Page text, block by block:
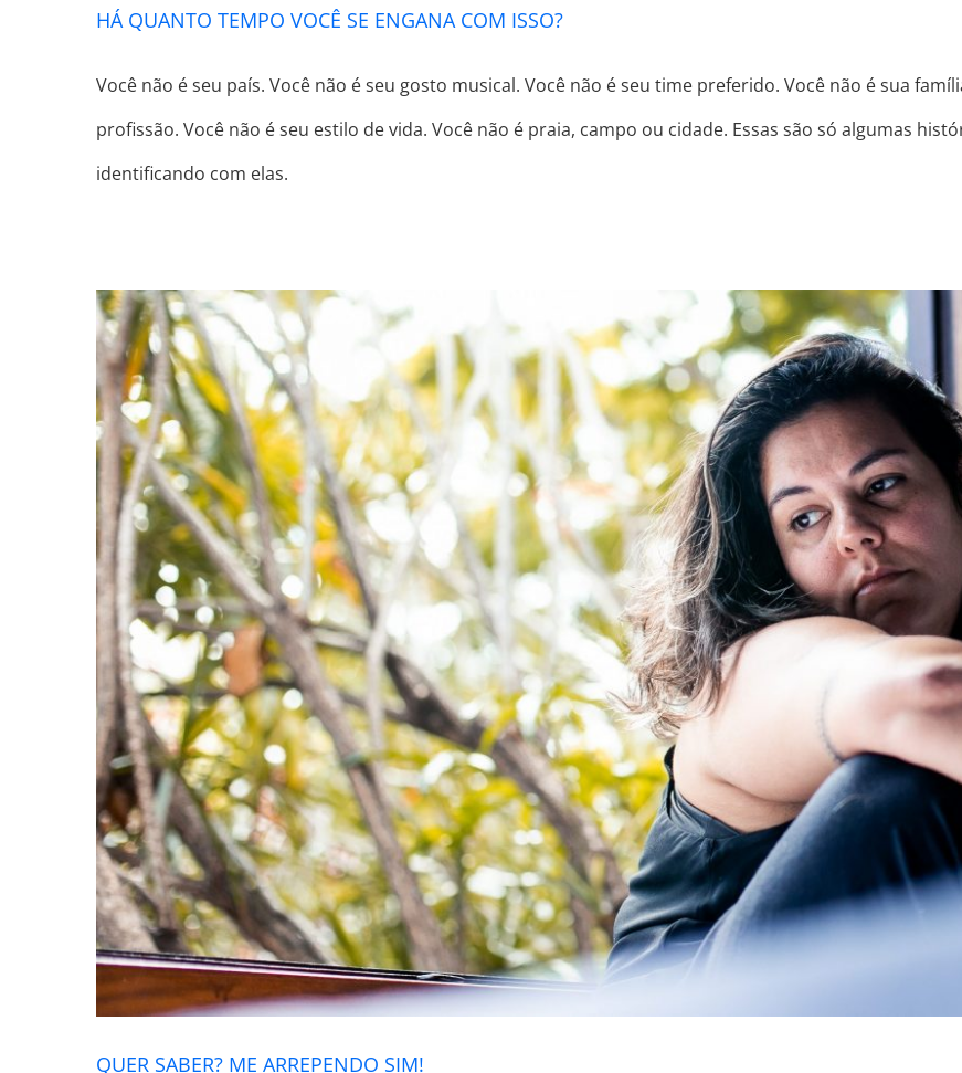
HÁ QUANTO TEMPO VOCÊ SE ENGANA COM ISSO?
Você não é seu país. Você não é seu gosto musical. Você não é seu time preferido. Você não é sua
profissão. Você não é seu estilo de vida. Você não é praia, campo ou cidade. Essas são só algumas
identificando com elas.
QUER SABER? ME ARREPENDO SIM!
QUER SABER? ME ARREPENDO SIM!